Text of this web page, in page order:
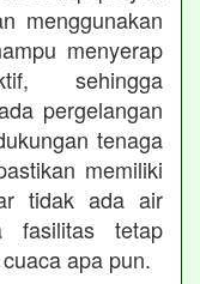
menggunakan
menyerap
sehingga
pergelangan
tenaga
memiliki
tidak ada air
fasilitas tetap
apa pun.